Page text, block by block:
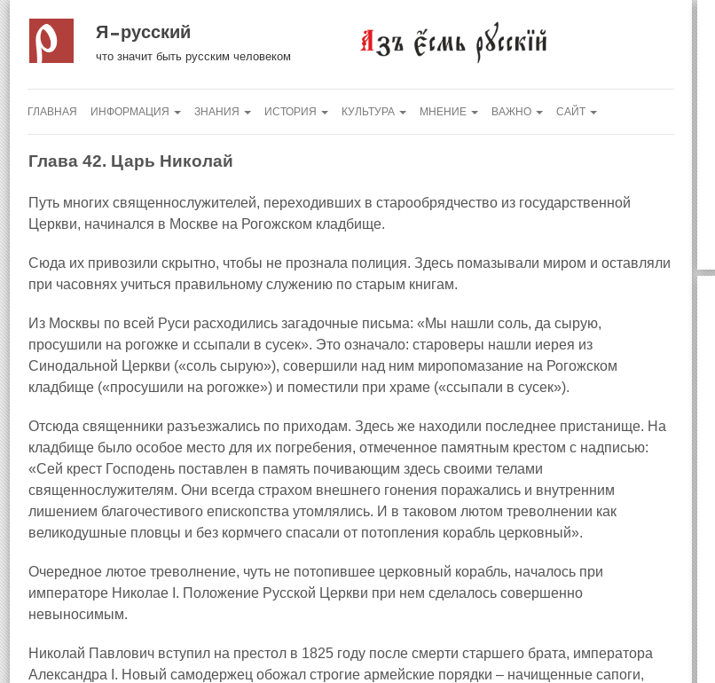
Я русский
что значит быть русским человеком
ГЛАВНАЯ ИНФОРМАЦИЯ ЗНАНИЯ ИСТОРИЯ КУЛЬТУРА МНЕНИЕ ВАЖНО САЙТ
Глава 42. Царь Николай
Путь многих священнослужителей, переходивших в старообрядчество из государственной
Церкви, начинался в Москве на Рогожском кладбище.
Сюда их привозили скрытно, чтобы не прознала полиция. Здесь помазывали миром и оставляли
при часовнях учиться правильному служению по старым книгам.
Из Москвы по всей Руси расходились загадочные письма: «Мы нашли соль, да сырую,
просушили на рогожке и ссыпали в сусек». Это означало: староверы нашли иерея из
Синодальной Церкви («соль сырую»), совершили над ним миропомазание на Рогожском
кладбище («просушили на рогожке») и поместили при храме («ссыпали в сусек»).
Отсюда священники разъезжались по приходам. Здесь же находили последнее пристанище. На
кладбище было особое место для их погребения, отмеченное памятным крестом с надписью:
«Сей крест Господень поставлен в память почивающим здесь своими телами
священнослужителям. Они всегда страхом внешнего гонения поражались и внутренним
лишением благочестивого епископства утомлялись. И в таковом лютом треволнении как
великодушные пловцы и без кормчего спасали от потопления корабль церковный».
Очередное лютое треволнение, чуть не потопившее церковный корабль, началось при
императоре Николае I. Положение Русской Церкви при нем сделалось совершенно
невыносимым.
Николай Павлович вступил на престол в 1825 году после смерти старшего брата, императора
Александра I. Новый самодержец обожал строгие армейские порядки – начищенные сапоги,